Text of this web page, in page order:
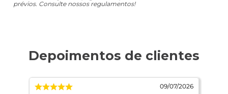
prévios. Consulte nossos regulamentos!
09/07/2026